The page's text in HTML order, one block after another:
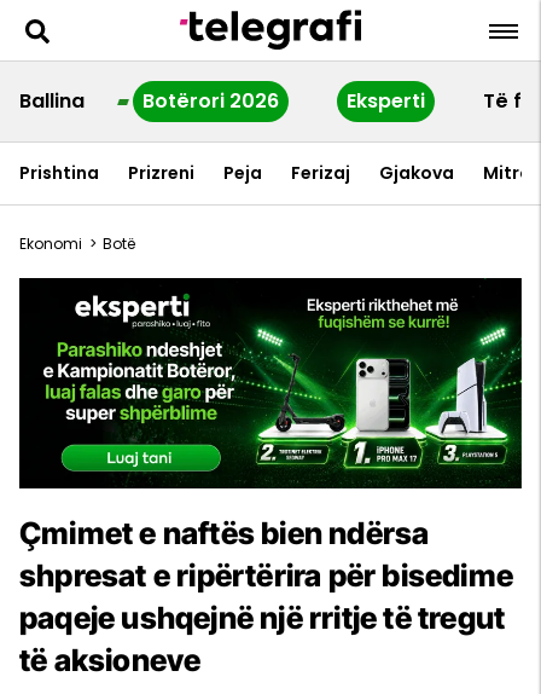
Ballina Botërori 2026 Eksperti Të
Prishtina Prizreni Peja Ferizaj Gjakova
Ekonomi > Botë
Çmimet e naftës bien ndërsa
shpresat e ripërtërira për bisedime
paqeje ushqejnë një rritje të tregut
të aksioneve